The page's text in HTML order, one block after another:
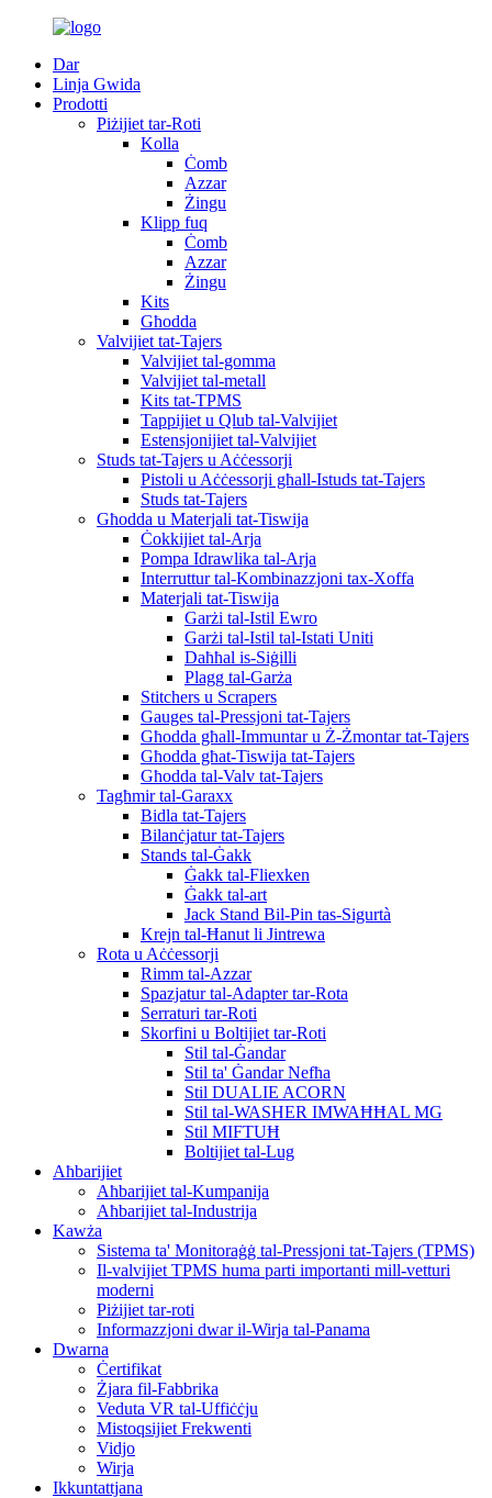
Dar
Linja Gwida
Prodotti
Piżijiet tar-Roti
Kolla
Ċomb
Azzar
Żingu
Klipp fuq
Ċomb
Azzar
Żingu
Kits
Għodda
Valvijiet tat-Tajers
Valvijiet tal-gomma
Valvijiet tal-metall
Kits tat-TPMS
Tappijiet u Qlub tal-Valvijiet
Estensjonijiet tal-Valvijiet
Studs tat-Tajers u Aċċessorji
Pistoli u Aċċessorji għall-Istuds tat-Tajers
Studs tat-Tajers
Għodda u Materjali tat-Tiswija
Ċokkijiet tal-Arja
Pompa Idrawlika tal-Arja
Interruttur tal-Kombinazzjoni tax-Xoffa
Materjali tat-Tiswija
Garżi tal-Istil Ewro
Garżi tal-Istil tal-Istati Uniti
Daħħal is-Siġilli
Plagg tal-Garża
Stitchers u Scrapers
Gauges tal-Pressjoni tat-Tajers
Għodda għall-Immuntar u Ż-Żmontar tat-Tajers
Għodda għat-Tiswija tat-Tajers
Għodda tal-Valv tat-Tajers
Tagħmir tal-Garaxx
Bidla tat-Tajers
Bilanċjatur tat-Tajers
Stands tal-Ġakk
Ġakk tal-Fliexken
Ġakk tal-art
Jack Stand Bil-Pin tas-Sigurtà
Krejn tal-Ħanut li Jintrewa
Rota u Aċċessorji
Rimm tal-Azzar
Spazjatur tal-Adapter tar-Rota
Serraturi tar-Roti
Skorfini u Boltijiet tar-Roti
Stil tal-Ġandar
Stil ta' Ġandar Nefħa
Stil DUALIE ACORN
Stil tal-WASHER IMWAĦĦAL MG
Stil MIFTUĦ
Boltijiet tal-Lug
Aħbarijiet
Aħbarijiet tal-Kumpanija
Aħbarijiet tal-Industrija
Kawża
Sistema ta' Monitoraġġ tal-Pressjoni tat-Tajers (TPMS)
Il-valvijiet TPMS huma parti importanti mill-vetturi
moderni
Piżijiet tar-roti
Informazzjoni dwar il-Wirja tal-Panama
Dwarna
Ċertifikat
Żjara fil-Fabbrika
Veduta VR tal-Uffiċċju
Mistoqsijiet Frekwenti
Vidjo
Wirja
Ikkuntattjana